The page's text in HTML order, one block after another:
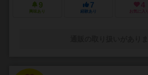
9
興味あり
7
経験あり
4
お気に入り